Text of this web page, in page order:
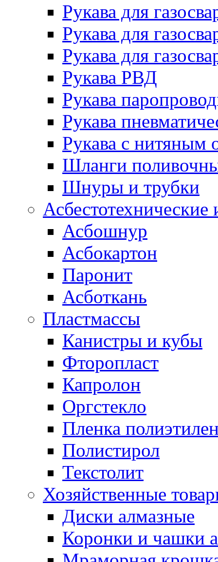
Рукава для
Рукава для
Рукава для
Рукава РВД
Рукава
Рукава
Рукава с нитяным
Шланги
Шнуры и трубки
Асбестотехнические
Асбошнур
Асбокартон
Паронит
Асботкань
Пластмассы
Канистры и кубы
Фторопласт
Капролон
Оргстекло
Пленка
Полистирол
Текстолит
Хозяйственные
Диски алмазные
Коронки и чашки